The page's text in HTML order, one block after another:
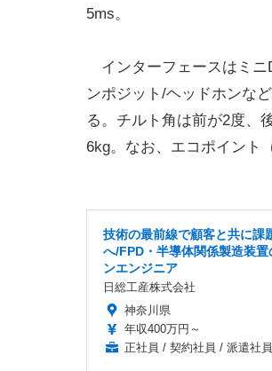
5ms。
インターフェースはミニ
ンポジット/ヘッドホンな
る。チルト角は前が2度、
6kg。なお、エコポイント
技術の最前線で顧客と共に課
へ/FPD・半導体関係製造装
ンエンジニア
日総工産株式会社
神奈川県
年収400万円～
正社員 / 契約社員 / 派遣社員